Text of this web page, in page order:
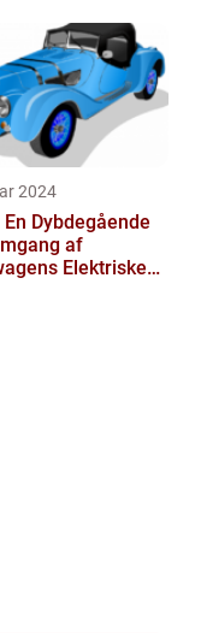
2024
En Dybdegående
af
Elektriske